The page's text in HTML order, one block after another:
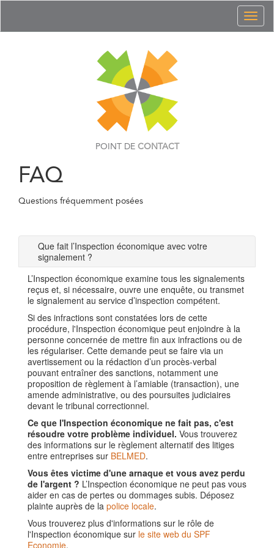
POINT DE CONTACT
FAQ
Questions fréquemment posées
Que fait l’Inspection économique avec votre
signalement ?
L’Inspection économique examine tous les signalements
reçus et, si nécessaire, ouvre une enquête, ou transmet
le signalement au service d’inspection compétent.
Si des infractions sont constatées lors de cette
procédure, l'Inspection économique peut enjoindre à la
personne concernée de mettre fin aux infractions ou de
les régulariser. Cette demande peut se faire via un
avertissement ou la rédaction d’un procès-verbal
pouvant entraîner des sanctions, notamment une
proposition de règlement à l’amiable (transaction), une
amende administrative, ou des poursuites judiciaires
devant le tribunal correctionnel.
Ce que l'Inspection économique ne fait pas, c'est
résoudre votre problème individuel. Vous trouverez
des informations sur le règlement alternatif des litiges
entre entreprises sur BELMED.
Vous êtes victime d'une arnaque et vous avez perdu
de l'argent ? L’Inspection économique ne peut pas vous
aider en cas de pertes ou dommages subis. Déposez
plainte auprès de la police locale.
Vous trouverez plus d'informations sur le rôle de
l'Inspection économique sur le site web du SPF
Economie.